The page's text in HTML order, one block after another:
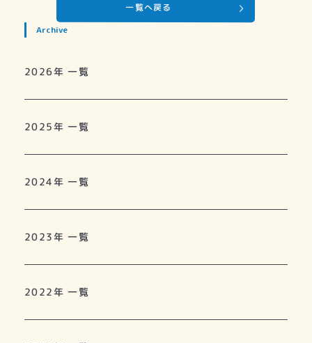
一覧へ戻る
Archive
2026年 一覧
2025年 一覧
2024年 一覧
2023年 一覧
2022年 一覧